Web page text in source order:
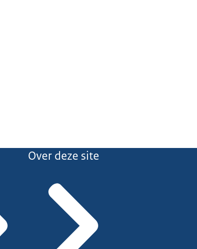
Over deze site